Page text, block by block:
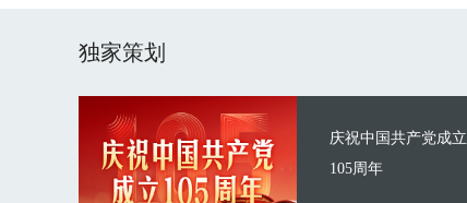
独家策划
庆祝中国共产党成立
105周年